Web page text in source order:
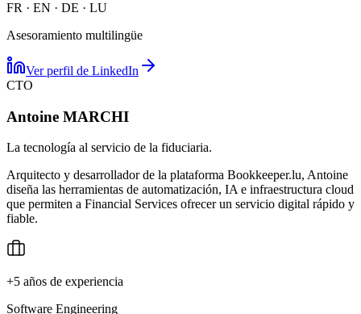
FR · EN · DE · LU
Asesoramiento multilingüe
Ver perfil de LinkedIn
CTO
Antoine MARCHI
La tecnología al servicio de la fiduciaria.
Arquitecto y desarrollador de la plataforma Bookkeeper.lu, Antoine
diseña las herramientas de automatización, IA e infraestructura cloud
que permiten a Financial Services ofrecer un servicio digital rápido y
fiable.
+5 años de experiencia
Software Engineering